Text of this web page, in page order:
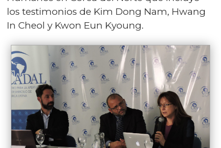
los testimonios de Kim Dong Nam, Hwang
In Cheol y Kwon Eun Kyoung.